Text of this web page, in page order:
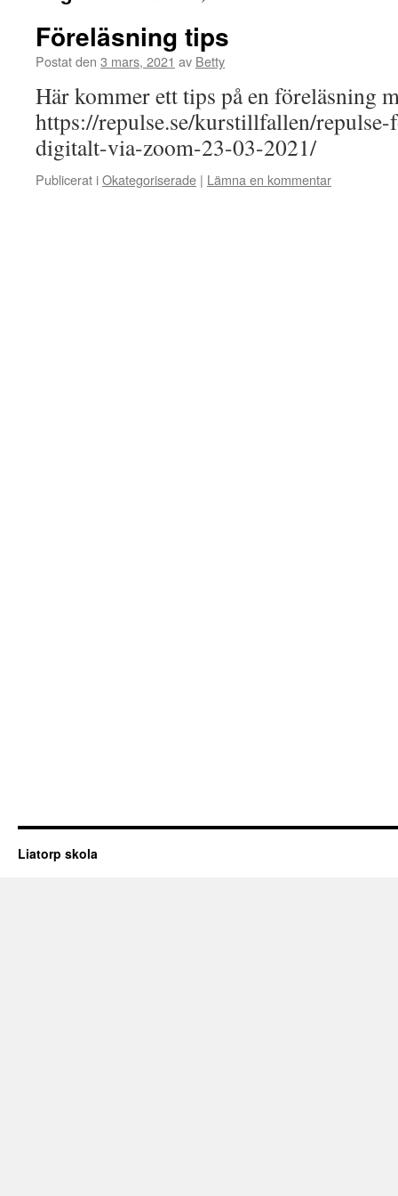
Föreläsning tips
Postat den 3 mars, 2021 av Betty
Här kommer ett tips på en föreläsning
https://repulse.se/kurstillfallen/
digitalt-via-zoom-23-03-2021/
Publicerat iOkategoriserade | Lämna en kommentar
Liatorp skola